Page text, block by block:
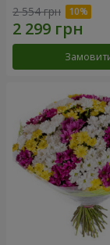
2 554 грн